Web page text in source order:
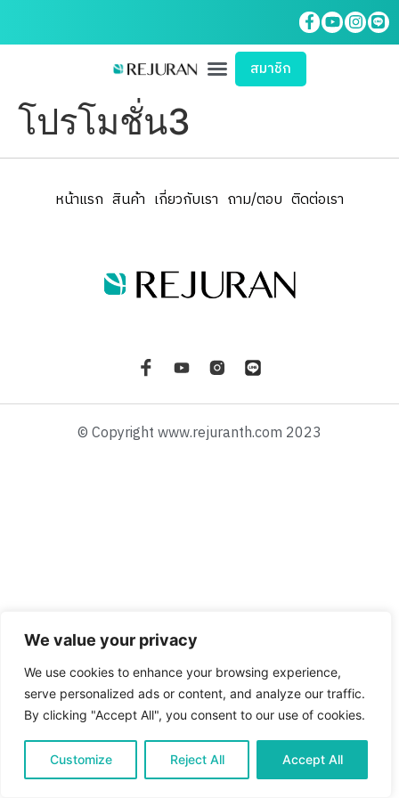
We value your privacy
We use cookies to enhance your browsing experience,
serve personalized ads or content, and analyze our traffic.
By clicking "Accept All", you consent to our use of cookies.
Customize Reject All Accept All
สมาชิก
โปรโมชั่น3
หน้าแรก สินค้า เกี่ยวกับเรา ถาม/ตอบ ติดต่อเรา
© Copyright www.rejuranth.com 2023
Thai